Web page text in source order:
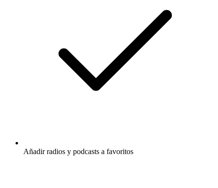
Añadir radios y podcasts a favoritos